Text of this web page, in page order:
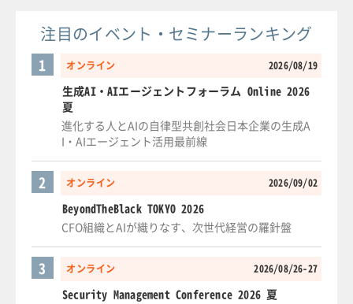
注目のイベント・セミナーランキング
オンライン 2026/08/19
1
生成AI・AIエージェントフォーラム Online 2026
夏
進化する人とAIの自律型共創社会日本企業の生成A
I・AIエージェント活用最前線
オンライン 2026/09/02
2
BeyondTheBlack TOKYO 2026
CFO組織とAIが織りなす、次世代経営の羅針盤
オンライン 2026/08/26-27
3
Security Management Conference 2026 夏